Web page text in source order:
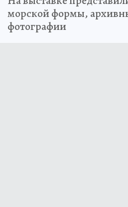
морской формы,
фотографии